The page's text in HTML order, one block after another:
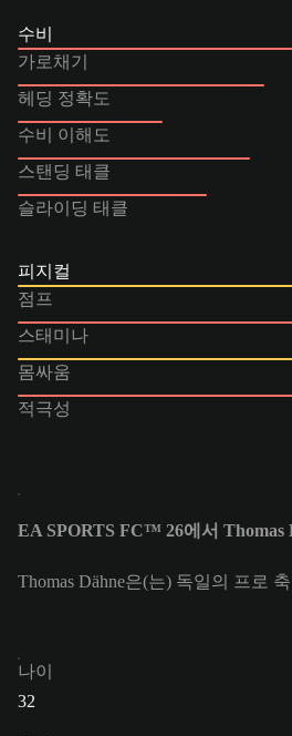
수비
가로채기
헤딩 정확도
수비 이해도
스탠딩 태클
슬라이딩 태클
피지컬
점프
스태미나
몸싸움
적극성
EA SPORTS FC™ 26에서 Thomas
Thomas Dähne은(는) 독일의 프로
나이
32